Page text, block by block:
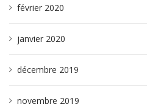
février 2020
janvier 2020
décembre 2019
novembre 2019